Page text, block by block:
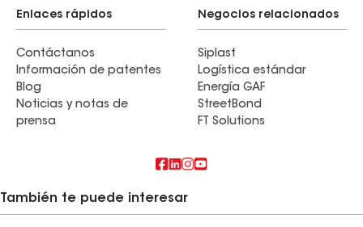
Enlaces rápidos
Contáctanos
Información de patentes
Blog
Noticias y notas de
prensa
Negocios relacionados
Siplast
Logística estándar
Energía GAF
StreetBond
FT Solutions
También te puede interesar